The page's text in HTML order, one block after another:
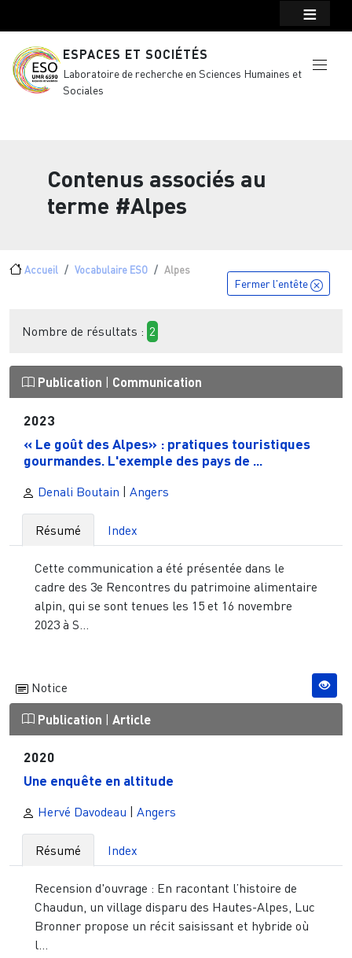
ESPACES ET SOCIÉTÉS
Laboratoire de recherche en Sciences Humaines et
Sociales
Contenus associés au
terme #Alpes
Fil d'Ariane
Accueil Vocabulaire ESO Alpes
Fermer l'entête
Nombre de résultats : 2
Publication Communication
2023
« Le goût des Alpes» : pratiques touristiques
gourmandes. L'exemple des pays de ...
Denali Boutain | Angers
Résumé Index
Cette communication a été présentée dans le
cadre des 3e Rencontres du patrimoine alimentaire
alpin, qui se sont tenues les 15 et 16 novembre
2023 à S...
Notice
Publication | Article
2020
Une enquête en altitude
Hervé Davodeau | Angers
Résumé Index
Recension d'ouvrage : En racontant l’histoire de
Chaudun, un village disparu des Hautes-Alpes, Luc
Bronner propose un récit saisissant et hybride où
l...